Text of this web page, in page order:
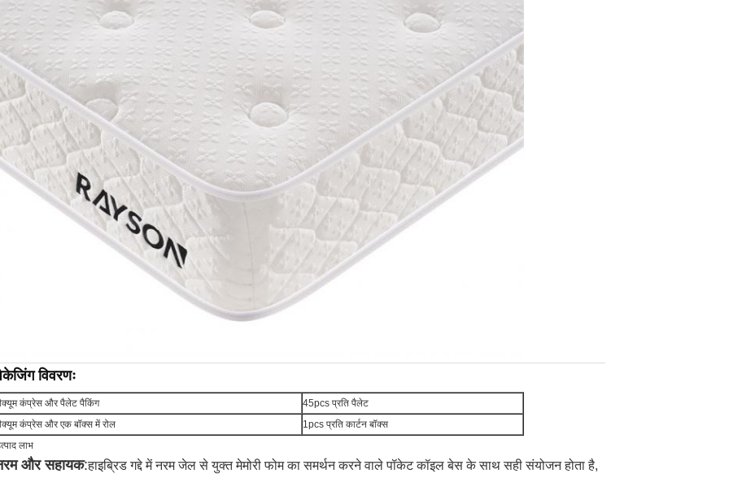
विवरणः
कंप्रेस और पैलेट पैकिंग
45pcs प्रति पैलेट
कंप्रेस और एक बॉक्स में रोल
1pcs प्रति कार्टन बॉक्स
लाभ
और सहायक:हाइब्रिड गद्दे में नरम जेल से युक्त मेमोरी फोम का समर्थन करने वाले पॉकेट कॉइल बेस के साथ सही संयोजन होता है,